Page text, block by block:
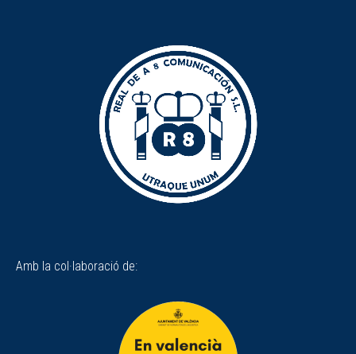
Amb la col·laboració de: